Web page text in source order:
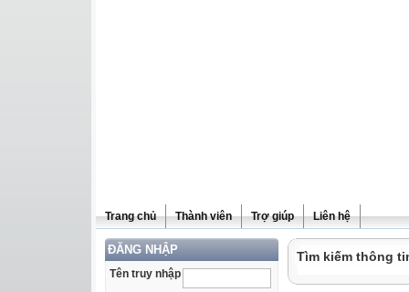
Trang chủ Thành viên Trợ giúp Liên hệ
ĐĂNG NHẬP
Tên truy nhập
Tìm kiếm thông